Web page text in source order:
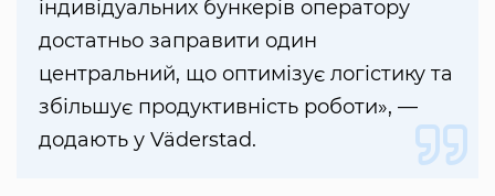
індивідуальних бункерів оператору
достатньо заправити один
центральний, що оптимізує логістику та
збільшує продуктивність роботи», —
додають у Väderstad.